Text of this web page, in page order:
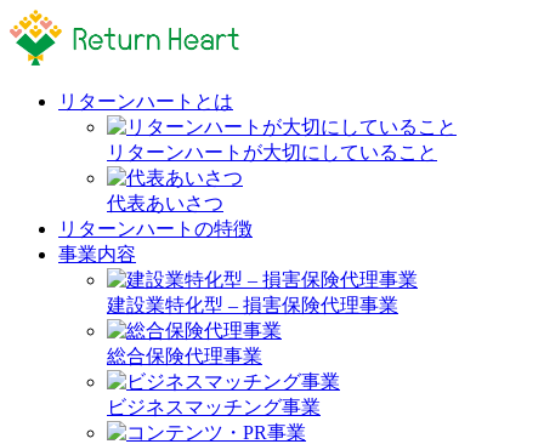
リターンハートとは
リターンハートが大切にしていること
代表あいさつ
リターンハートの特徴
事業内容
建設業特化型 – 損害保険代理事業
総合保険代理事業
ビジネスマッチング事業